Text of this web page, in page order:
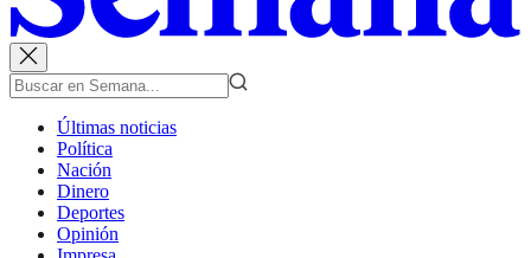
Últimas noticias
Política
Nación
Dinero
Deportes
Opinión